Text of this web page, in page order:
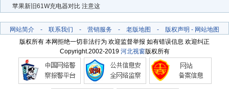
苹果新旧61W充电器对比 注意这
网站简介 - 联系我们 - 营销服务 - 老版地图 - 版权声明 - 网站地图
版权所有 本网拒绝一切非法行为 欢迎监督举报 如有错误信息 欢迎纠正
Copyright.2002-2019 河北视窗版权所有